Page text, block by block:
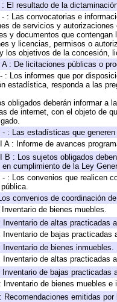
El resultado de la
: Las convocatorias e
de servicios y
y documentos que
y licencias, permisos o
los objetivos de la concesión,
: De licitaciones públicas o
: Los informes que por
estadística, responda a las
obligados deberán informar a
de internet, con el objeto de
: Las estadísticas que
A : Informe de avances
B : Los sujetos obligados
cumplimiento de la Ley
: Los convenios que realicen
convenios de coordinación
de bienes muebles.
de altas practicadas
Inventario de bajas practicadas
Inventario de bienes inmuebles.
de altas practicadas
de bajas practicadas
Inventario de bienes muebles e
Recomendaciones emitidas